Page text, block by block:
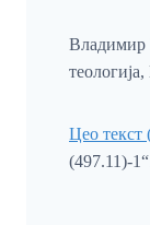
Владимир
Цео текст
(497.11)-